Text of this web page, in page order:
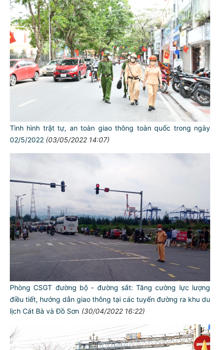
Tình hình trật tự, an toàn giao thông toàn quốc trong ngày
02/5/2022 (03/05/2022 14:07)
Phòng CSGT đường bộ - đường sắt: Tăng cường lực lượng
điều tiết, hướng dẫn giao thông tại các tuyến đường ra khu du
lịch Cát Bà và Đồ Sơn (30/04/2022 16:22)